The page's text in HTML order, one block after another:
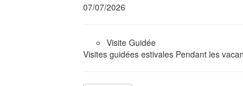
07/07/2026
Visite Guidée
Visites guidées estivales Pendant les